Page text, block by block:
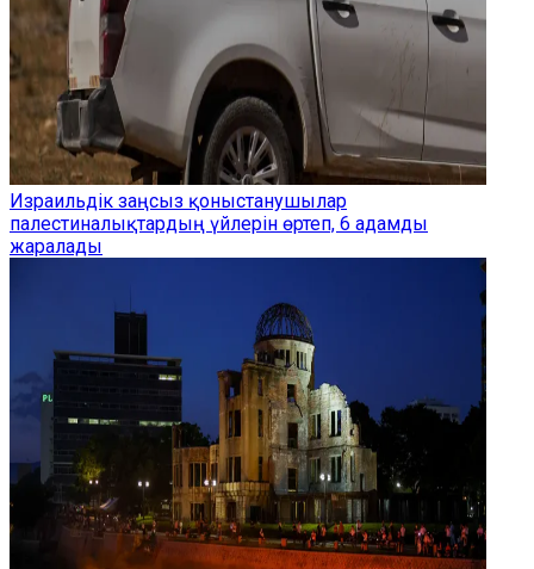
Израильдік заңсыз қоныстанушылар
палестиналықтардың үйлерін өртеп, 6 адамды
жаралады